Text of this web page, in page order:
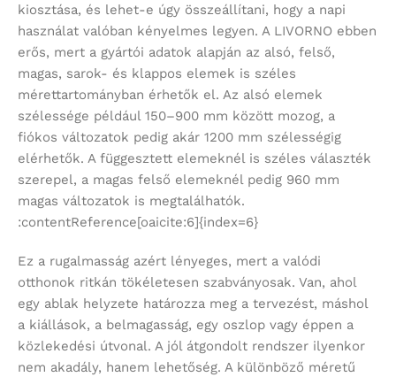
kiosztása, és lehet-e úgy összeállítani, hogy a napi
használat valóban kényelmes legyen. A LIVORNO ebben
erős, mert a gyártói adatok alapján az alsó, felső,
magas, sarok- és klappos elemek is széles
mérettartományban érhetők el. Az alsó elemek
szélessége például 150–900 mm között mozog, a
fiókos változatok pedig akár 1200 mm szélességig
elérhetők. A függesztett elemeknél is széles választék
szerepel, a magas felső elemeknél pedig 960 mm
magas változatok is megtalálhatók.
:contentReference[oaicite:6]{index=6}
Ez a rugalmasság azért lényeges, mert a valódi
otthonok ritkán tökéletesen szabványosak. Van, ahol
egy ablak helyzete határozza meg a tervezést, máshol
a kiállások, a belmagasság, egy oszlop vagy éppen a
közlekedési útvonal. A jól átgondolt rendszer ilyenkor
nem akadály, hanem lehetőség. A különböző méretű